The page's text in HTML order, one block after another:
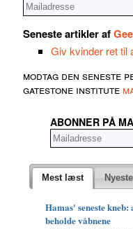
Seneste artikler af
Giv kvinder ret til
modtag den seneste
gatestone institute
ABONNER PÅ
Mest læst Nyeste
Hamas' seneste
beholde våbnene